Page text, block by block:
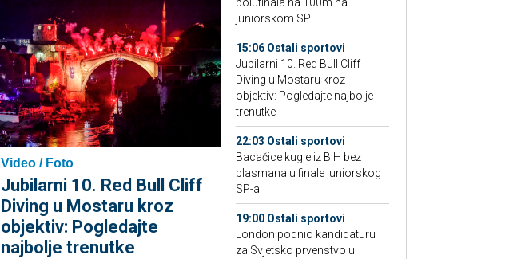
Video / Foto
Jubilarni 10. Red Bull Cliff
Diving u Mostaru kroz
objektiv: Pogledajte
najbolje trenutke
polufinala na 100m na
juniorskom SP
15:06 Ostali sportovi
Jubilarni 10. Red Bull Cliff
Diving u Mostaru kroz
objektiv: Pogledajte najbolje
trenutke
22:03 Ostali sportovi
Bacačice kugle iz BiH bez
plasmana u finale juniorskog
SP-a
19:00 Ostali sportovi
London podnio kandidaturu
za Svjetsko prvenstvo u